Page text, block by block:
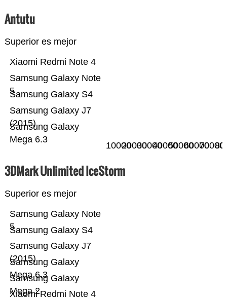
Antutu
Superior es mejor
Samsung Galaxy
Mega 6.3
Samsung Galaxy J7
(2015)
Samsung Galaxy S4
Samsung Galaxy Note
5
Xiaomi Redmi Note 4
10000200003000040000500006000070000
3DMark Unlimited IceStorm
Superior es mejor
Xiaomi Redmi Note 4
Samsung Galaxy
Mega 2
Samsung Galaxy
Mega 6.3
Samsung Galaxy J7
(2015)
Samsung Galaxy S4
Samsung Galaxy Note
5